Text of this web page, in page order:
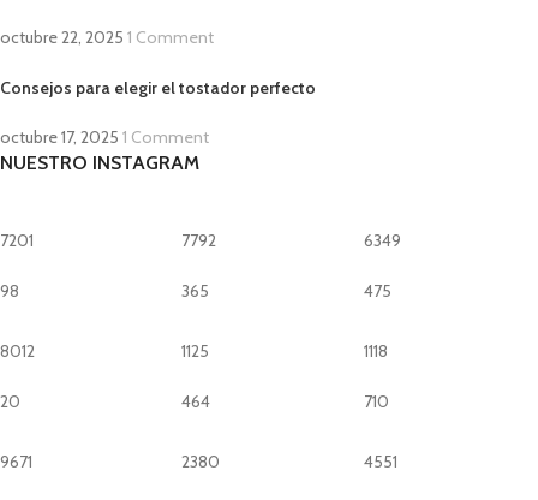
octubre 22, 2025 1 Comment
Consejos para elegir el tostador perfecto
octubre 17, 2025 1 Comment
NUESTRO INSTAGRAM
7201
98
7792
365
6349
475
8012
20
1125
464
1118
710
9671 2380 4551